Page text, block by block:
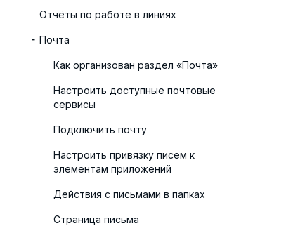
Отчёты по работе в линиях
Почта
Как организован раздел «Почта»
Настроить доступные почтовые
сервисы
Подключить почту
Настроить привязку писем к
элементам приложений
Действия с письмами в папках
Страница письма